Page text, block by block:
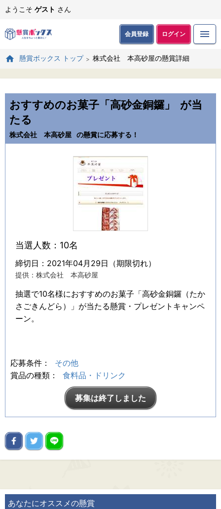
ようこそ ゲスト さん
会員登録 ログイン
懸賞ボックス トップ 株式会社 本高砂屋の懸賞詳細
おすすめのお菓子「高砂金銅鑼」
が当
たる
株式会社 本高砂屋 の懸賞に応募する！
当選人数：10名
締切日：2021年04月29日（期限切れ）
提供：株式会社 本高砂屋
抽選で10名様におすすめのお菓子「高砂金銅鑼（たか
さごきんどら）」が当たる懸賞・プレゼントキャンペ
ーン。
応募条件：
その他
賞品の種類：
食料品・ドリンク
募集は終了しました
あなたにオススメの懸賞